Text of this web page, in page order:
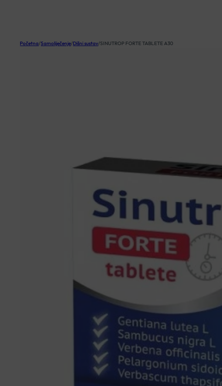
Početna/Samoliječenje/Dišni sustav/SINUTROP FORTE TABLETE A30